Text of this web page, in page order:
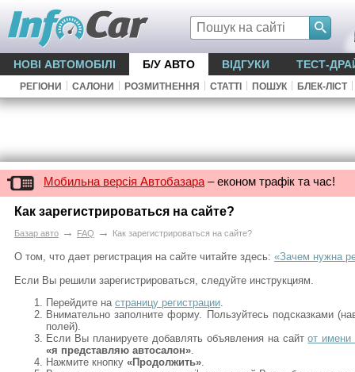
НОВІ АВТОМОБІЛІ Б/У АВТО ВІДГУКИ ТЕСТ-
РЕГІОНИ САЛОНИ РОЗМИТНЕННЯ СТАТТІ ПОШУК БЛЕК-ЛІСТ
Мобильна версія Автобазара – економ трафік та час!
Как зарегистрироваться на сайте?
Базар авто → FAQ → Как зарегистрироваться на сайте?
О том, что дает регистрация на сайте читайте здесь: «Зачем нужна
Если Вы решили зарегистрироваться, следуйте инструкциям.
Перейдите на страницу регистрации.
Внимательно заполните форму. Пользуйтесь подсказками
полей).
Если Вы планируете добавлять объявления на сайтот имени
«я представляю автосалон».
Нажмите кнопку «Продолжить».